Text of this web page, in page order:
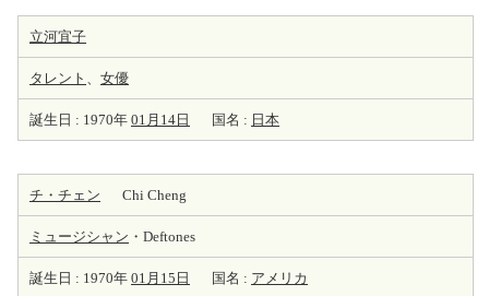
立河宜子
タレント 、 女優
誕生日 : 1970年 01月14日 国名 : 日本
チ・チェン Chi Cheng
ミュージシャン ・Deftones
誕生日 : 1970年 01月15日 国名 : アメリカ